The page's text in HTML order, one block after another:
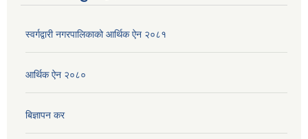
स्वर्गद्वारी नगरपालिकाको आर्थिक ऐन २०८१
आर्थिक ऐन २०८०
बिज्ञापन कर